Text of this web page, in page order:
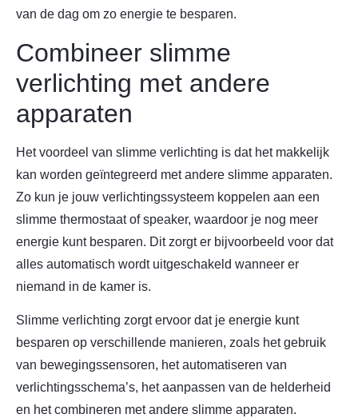
van de dag om zo energie te besparen.
Combineer slimme
verlichting met andere
apparaten
Het voordeel van slimme verlichting is dat het makkelijk
kan worden geïntegreerd met andere slimme apparaten.
Zo kun je jouw verlichtingssysteem koppelen aan een
slimme thermostaat of speaker, waardoor je nog meer
energie kunt besparen. Dit zorgt er bijvoorbeeld voor dat
alles automatisch wordt uitgeschakeld wanneer er
niemand in de kamer is.
Slimme verlichting zorgt ervoor dat je energie kunt
besparen op verschillende manieren, zoals het gebruik
van bewegingssensoren, het automatiseren van
verlichtingsschema’s, het aanpassen van de helderheid
en het combineren met andere slimme apparaten.